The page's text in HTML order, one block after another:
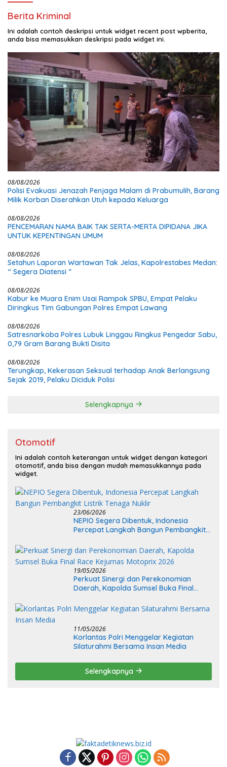
Berita Kriminal
Ini adalah contoh deskripsi untuk widget recent post wpberita,
anda bisa memasukkan deskripsi pada widget ini.
08/08/2026
Polisi Evakuasi Jenazah Penjaga Malam di Prabumulih, Barang
Milik Korban Diserahkan Utuh kepada Keluarga
08/08/2026
PENCEMARAN NAMA BAIK TAK SERTA-MERTA DIPIDANA JIKA
UNTUK KEPENTINGAN UMUM
08/08/2026
Setahun Laporan Wartawan Tak Jelas, Kapolrestabes Medan:
“ Segera Diatensi ”
08/08/2026
Kabur ke Muara Enim Usai Rampok SPBU, Empat Pelaku
Diringkus Tim Gabungan Polres Empat Lawang
08/08/2026
Satresnarkoba Polres Lubuk Linggau Ringkus Pengedar Sabu,
0,79 Gram Barang Bukti Disita
08/08/2026
Terungkap, Kekerasan Seksual terhadap Anak Berlangsung
Sejak 2019, Pelaku Diciduk Polisi
Selengkapnya
Otomotif
Ini adalah contoh keterangan untuk widget dengan kategori
otomotif, anda bisa dengan mudah memasukkannya pada
widget.
23/06/2026
NEPIO Segera Dibentuk, Indonesia
Percepat Langkah Bangun Pembangkit
19/05/2026
Perkuat Sinergi dan Perekonomian
Daerah, Kapolda Sumsel Buka Final
11/05/2026
Korlantas Polri Menggelar Kegiatan
Silaturahmi Bersama Insan Media
Selengkapnya